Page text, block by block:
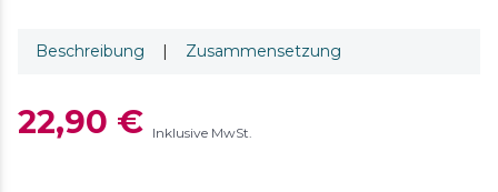
Beschreibung | Zusammensetzung
22,90 € Inklusive MwSt.